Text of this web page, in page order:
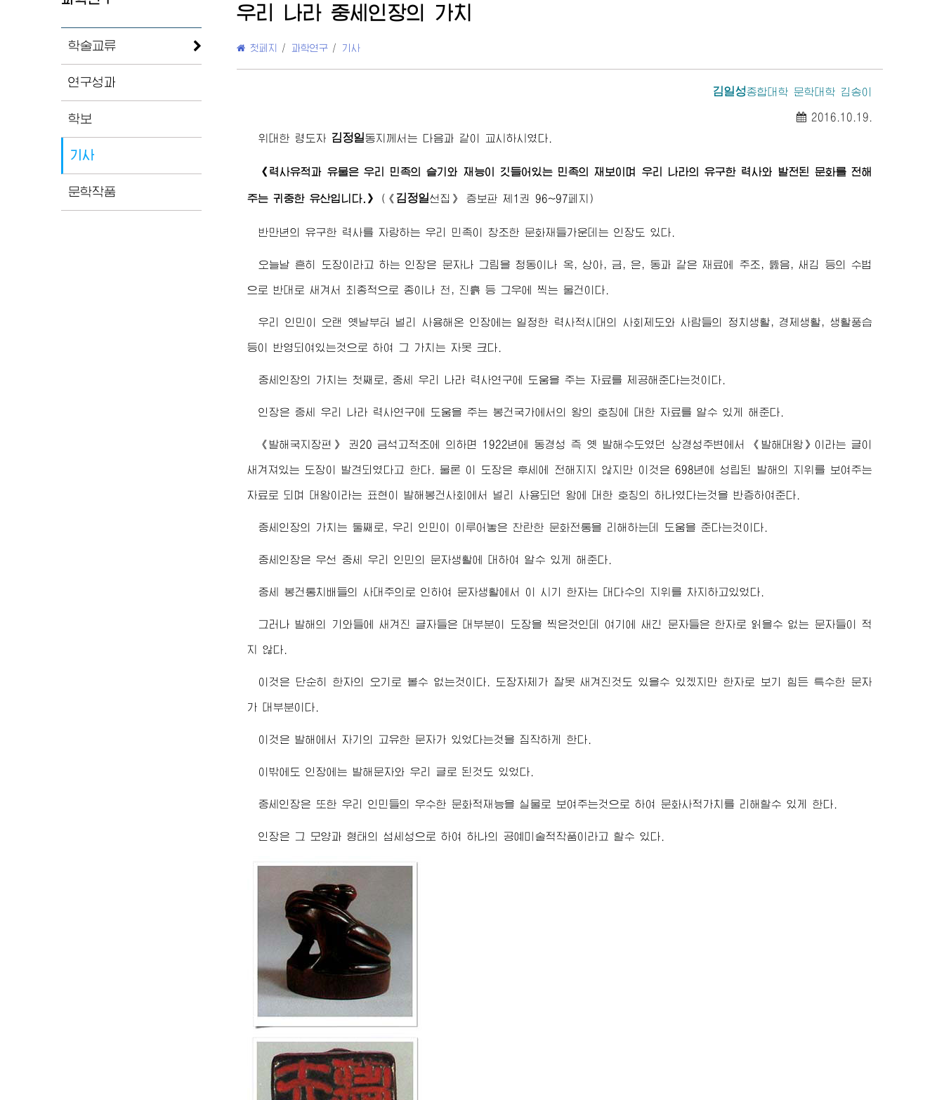
학술교류
연구성과
학보
기사
문학작품
우리 나라 중세인장의 가치
첫페지 / 과학연구 / 기사
김일성종합대학 문학대학 김송이
2016.10.19.
위대한 령도자 김정일동지 께서는 다음과 같이 교시하시였다.
《력사유적과 유물은 우리 민족의 슬기와 재능이 깃들어있는 민족의 재보이며 우리 나라의 유구한 력사와 발전된 문화를 전해
주는 귀중한 유산입니다.》 (《 김정일선집》 증보판 제1권 96~97페지)
반만년의 유구한 력사를 자랑하는 우리 민족이 창조한 문화재들가운데는 인장도 있다.
오늘날 흔히 도장이라고 하는 인장은 문자나 그림을 청동이나 옥, 상아, 금, 은, 동과 같은 재료에 주조, 뚫음, 새김 등의 수법
으로 반대로 새겨서 최종적으로 종이나 천, 진흙 등 그우에 찍는 물건이다.
우리 인민이 오랜 옛날부터 널리 사용해온 인장에는 일정한 력사적시대의 사회제도와 사람들의 정치생활, 경제생활, 생활풍습
등이 반영되여있는것으로 하여 그 가치는 자못 크다.
중세인장의 가치는 첫째로, 중세 우리 나라 력사연구에 도움을 주는 자료를 제공해준다는것이다.
인장은 중세 우리 나라 력사연구에 도움을 주는 봉건국가에서의 왕의 호칭에 대한 자료를 알수 있게 해준다.
《발해국지장편》 권20 금석고적조에 의하면 1922년에 동경성 즉 옛 발해수도였던 상경성주변에서 《발해대왕》이라는 글이
새겨져있는 도장이 발견되였다고 한다. 물론 이 도장은 후세에 전해지지 않지만 이것은 698년에 성립된 발해의 지위를 보여주는
자료로 되며 대왕이라는 표현이 발해봉건사회에서 널리 사용되던 왕에 대한 호칭의 하나였다는것을 반증하여준다.
중세인장의 가치는 둘째로, 우리 인민이 이루어놓은 찬란한 문화전통을 리해하는데 도움을 준다는것이다.
중세인장은 우선 중세 우리 인민의 문자생활에 대하여 알수 있게 해준다.
중세 봉건통치배들의 사대주의로 인하여 문자생활에서 이 시기 한자는 대다수의 지위를 차지하고있었다.
그러나 발해의 기와들에 새겨진 글자들은 대부분이 도장을 찍은것인데 여기에 새긴 문자들은 한자로 읽을수 없는 문자들이 적
지 않다.
이것은 단순히 한자의 오기로 볼수 없는것이다. 도장자체가 잘못 새겨진것도 있을수 있겠지만 한자로 보기 힘든 특수한 문자
가 대부분이다.
이것은 발해에서 자기의 고유한 문자가 있었다는것을 짐작하게 한다.
이밖에도 인장에는 발해문자와 우리 글로 된것도 있었다.
중세인장은 또한 우리 인민들의 우수한 문화적재능을 실물로 보여주는것으로 하여 문화사적가치를 리해할수 있게 한다.
인장은 그 모양과 형태의 섬세성으로 하여 하나의 공예미술적작품이라고 할수 있다.